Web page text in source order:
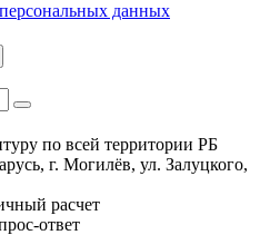
данных
по всей территории РБ
г. Могилёв, ул. Залуцкого,
расчет
ответ